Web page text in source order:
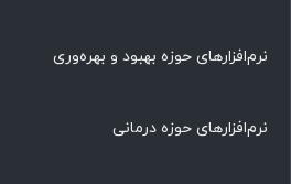
نرم‌افزارهای حوزه بهبود و بهره‌وری
نرم‌افزارهای حوزه درمانی